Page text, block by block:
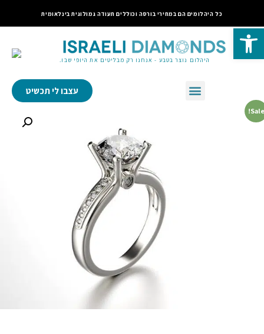
פתח סרגל נגישות
כל היהלומים הם במחירי בורסה וכוללים תעודה גמולוגית בינלאומית
היהלום נוצר בטבע - אנחנו רק מבליטים את היופי שבו.
עצבו לי תכשיט
Sale!